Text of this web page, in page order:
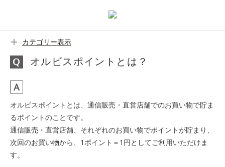
カテゴリー表示
オルビスポイントとは？
オルビスポイントとは、通信販売・直営店舗でのお買い物で貯ま
るポイントのことです。
通信販売・直営店舗、それぞれのお買い物でポイントが貯まり、
次回のお買い物から、1ポイント＝1円としてご利用いただけま
す。